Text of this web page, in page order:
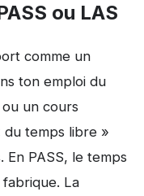
ou LAS
comme un
ton emploi du
un cours
du temps libre »
En PASS, le temps
La